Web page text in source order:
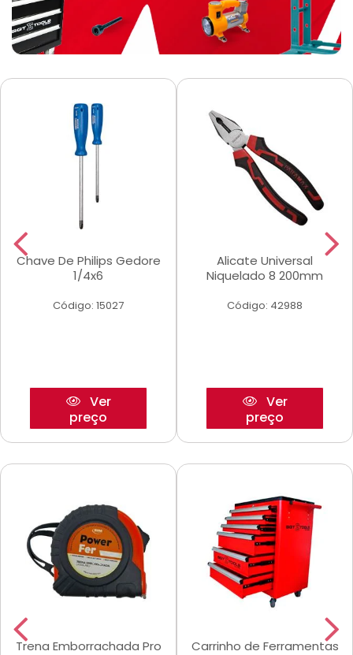
Chave De Philips Gedore
1/4x6
Código: 15027
Ver
preço
Alicate Universal
Niquelado 8 200mm
Código: 42988
Ver
preço
Trena Emborrachada Pro
Carrinho de Ferramentas